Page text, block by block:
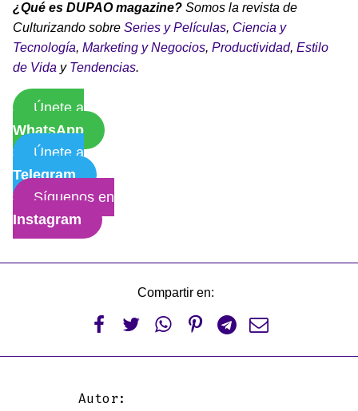
¿Qué es DUPAO magazine? Somos la revista de
Culturizando sobre Series y Películas, Ciencia y
Tecnología, Marketing y Negocios, Productividad, Estilo
de Vida y Tendencias.
Únete a
WhatsApp
Únete a
Telegram
Síguenos en
Instagram
Compartir en:
     
Autor: